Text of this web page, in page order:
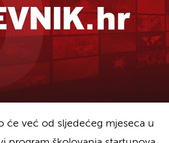
će već od sljedećeg mjeseca u